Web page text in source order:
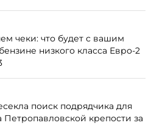
чеки: что будет с вашим
низкого класса Евро-2
поиск подрядчика для
Петропавловской крепости за